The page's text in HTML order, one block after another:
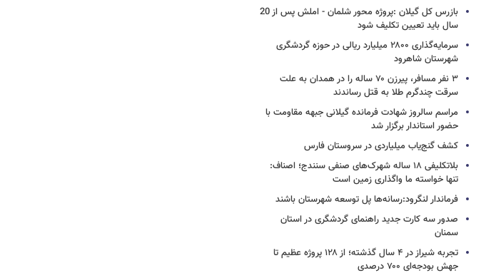
بازرس کل گیلان :پروژه محور شلمان - املش پس از 20
سال باید تعیین تکلیف شود
سرمایه‌گذاری ۲۸۰۰ میلیارد ریالی در حوزه گردشگری
شهرستان شاهرود
۳ نفر مسافر، پیرزن ۷۰ ساله را در همدان به علت
سرقت چندگرم طلا به قتل رساندند
مراسم سالروز شهادت فرمانده گیلانی جبهه مقاومت با
حضور استاندار برگزار شد
کشف گنج‌یاب میلیاردی در سروستان فارس
بلاتکلیفی ۱۸ ساله شهرک‌های صنفی سنندج؛ اصناف:
تنها خواسته ما واگذاری زمین است
فرماندار لنگرود:رسانه‌ها پل توسعه شهرستان باشند
صدور سه کارت جدید راهنمای گردشگری در استان
سمنان
تجربه شیراز در ۴ سال گذشته؛ از ۱۲۸ پروژه عظیم تا
جهش بودجه‌ای ۷۰۰ درصدی